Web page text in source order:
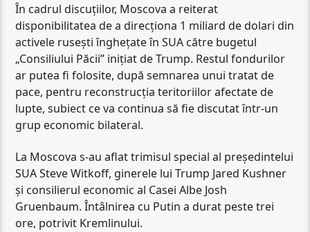
În cadrul discuțiilor, Moscova a reiterat
disponibilitatea de a direcționa 1 miliard de dolari din
activele rusești înghețate în SUA către bugetul
„Consiliului Păcii” inițiat de Trump. Restul fondurilor
ar putea fi folosite, după semnarea unui tratat de
pace, pentru reconstrucția teritoriilor afectate de
lupte, subiect ce va continua să fie discutat într-un
grup economic bilateral.
La Moscova s-au aflat trimisul special al președintelui
SUA Steve Witkoff, ginerele lui Trump Jared Kushner
și consilierul economic al Casei Albe Josh
Gruenbaum. Întâlnirea cu Putin a durat peste trei
ore, potrivit Kremlinului.